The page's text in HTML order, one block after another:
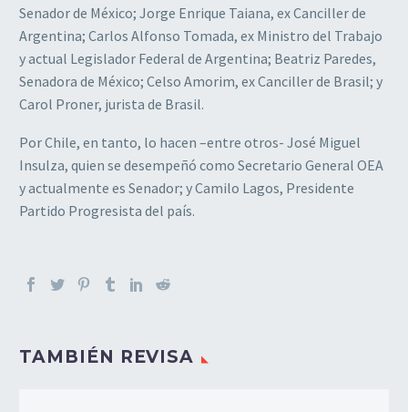
Senador de México; Jorge Enrique Taiana, ex Canciller de
Argentina; Carlos Alfonso Tomada, ex Ministro del Trabajo
y actual Legislador Federal de Argentina; Beatriz Paredes,
Senadora de México; Celso Amorim, ex Canciller de Brasil; y
Carol Proner, jurista de Brasil.
Por Chile, en tanto, lo hacen –entre otros- José Miguel
Insulza, quien se desempeñó como Secretario General OEA
y actualmente es Senador; y Camilo Lagos, Presidente
Partido Progresista del país.
TAMBIÉN REVISA